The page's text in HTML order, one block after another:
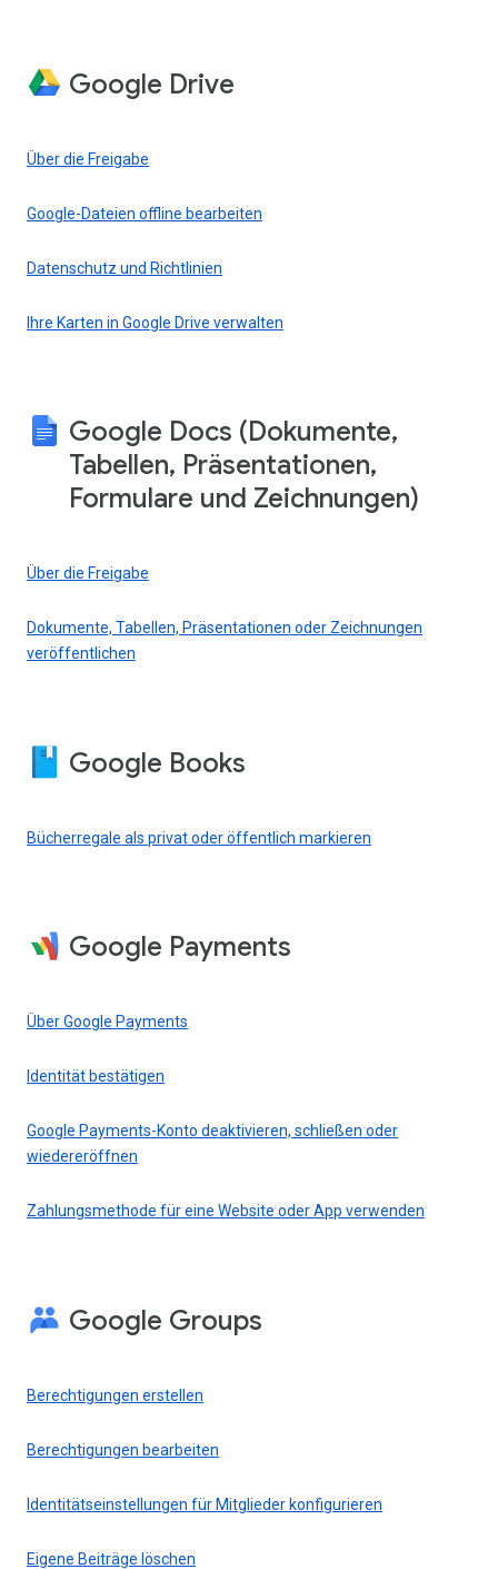
Google Drive
Über die Freigabe
Google-Dateien offline bearbeiten
Datenschutz und Richtlinien
Ihre Karten in Google Drive verwalten
Google Docs (Dokumente,
Tabellen, Präsentationen,
Formulare und Zeichnungen)
Über die Freigabe
Dokumente, Tabellen, Präsentationen oder Zeichnungen
veröffentlichen
Google Books
Bücherregale als privat oder öffentlich markieren
Google Payments
Über Google Payments
Identität bestätigen
Google Payments-Konto deaktivieren, schließen oder
wiedereröffnen
Zahlungsmethode für eine Website oder App verwenden
Google Groups
Berechtigungen erstellen
Berechtigungen bearbeiten
Identitätseinstellungen für Mitglieder konfigurieren
Eigene Beiträge löschen